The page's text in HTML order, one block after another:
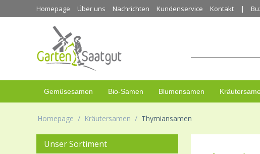
Homepage Über uns Nachrichten Kundenservice Kontakt
Gemüsesamen Bio-Samen Blumensamen
Homepage / Kräutersamen / Thymiansamen
Unser Sortiment